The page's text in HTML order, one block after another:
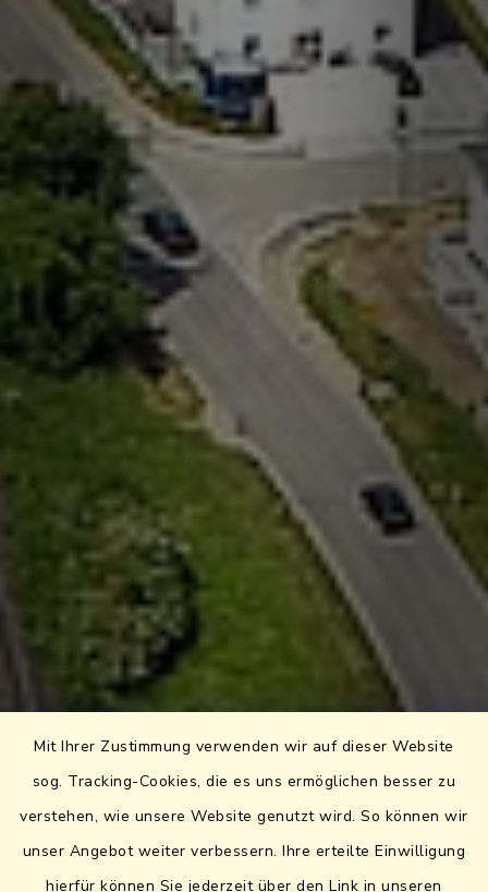
Mit Ihrer Zustimmung verwenden wir auf dieser Website
sog. Tracking-Cookies, die es uns ermöglichen besser zu
verstehen, wie unsere Website genutzt wird. So können wir
unser Angebot weiter verbessern. Ihre erteilte Einwilligung
hierfür können Sie jederzeit über den Link in unseren